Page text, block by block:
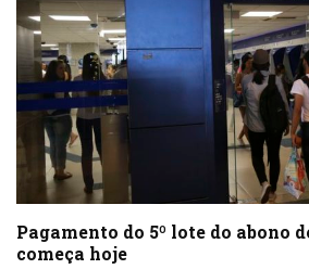
Pagamento do 5º lote do abono
começa hoje